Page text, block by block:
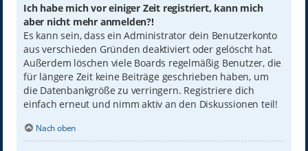
Ich habe mich vor einiger Zeit registriert, kann mich
aber nicht mehr anmelden?!
Es kann sein, dass ein Administrator dein Benutzerkonto
aus verschieden Gründen deaktiviert oder gelöscht hat.
Außerdem löschen viele Boards regelmäßig Benutzer, die
für längere Zeit keine Beiträge geschrieben haben, um
die Datenbankgröße zu verringern. Registriere dich
einfach erneut und nimm aktiv an den Diskussionen teil!
Nach oben